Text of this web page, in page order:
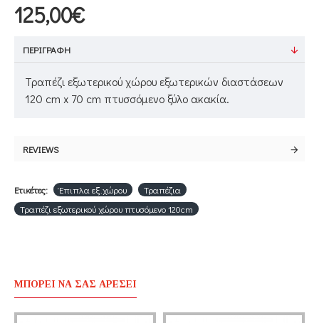
125,00€
ΠΕΡΙΓΡΑΦΉ
Τραπέζι εξωτερικού χώρου εξωτερικών διαστάσεων
120 cm x 70 cm πτυσσόμενο ξύλο ακακία.
REVIEWS
Ετικέτες: Έπιπλα εξ.χώρου
Τραπέζια
Τραπέζι εξωτερικού χώρου πτυσόμενο 120cm
ΜΠΟΡΕΊ ΝΑ ΣΑΣ ΑΡΈΣΕΙ